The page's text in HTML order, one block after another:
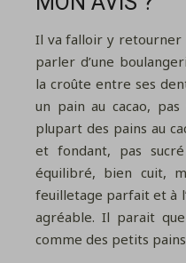
Il va falloir y retourner
parler d’une
la croûte entre ses
un pain au cacao,
plupart des pains au
et fondant, pas
équilibré, bien cuit,
feuilletage parfait et à
agréable. Il parait
comme des petits